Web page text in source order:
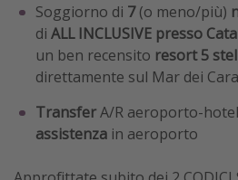
Soggiorno di 7(o meno/più)
di ALL INCLUSIVE presso
un ben recensito resort 5
direttamente sul Mar dei
TransferA/R aeroporto-
assistenza in aeroporto